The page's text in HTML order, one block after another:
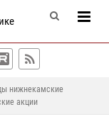
нижнекамские
акции